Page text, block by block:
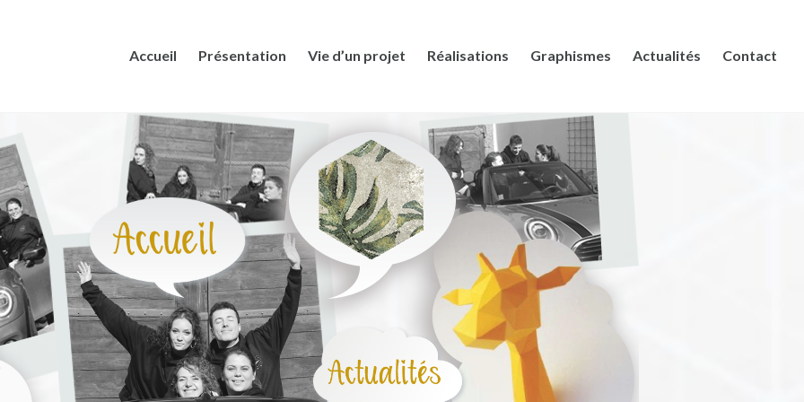
Accueil Présentation Vie d’un projet Réalisations Graphismes Actualités Contact